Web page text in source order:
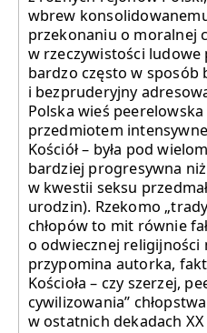
wbrew
przekonaniu o moralnej
w rzeczywistości ludowe
bardzo często w sposób
i bezpruderyjny
Polska wieś peerelowska
przedmiotem
Kościół – była pod
bardziej progresywna
w kwestii seksu
urodzin). Rzekomo
chłopów to mit równie
o odwiecznej religijności
przypomina autorka,
Kościoła – czy szerzej,
cywilizowania”
w ostatnich dekadach